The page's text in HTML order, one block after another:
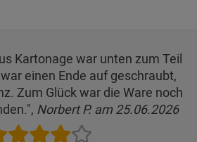
Kartonage war unten zum Teil
einen Ende auf geschraubt,
Zum Glück war die Ware noch
Norbert P. am 25.06.2026